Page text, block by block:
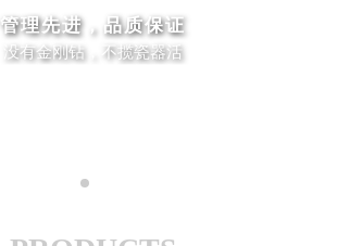
管理先进，品质保证
没有金刚钻，不揽瓷器活